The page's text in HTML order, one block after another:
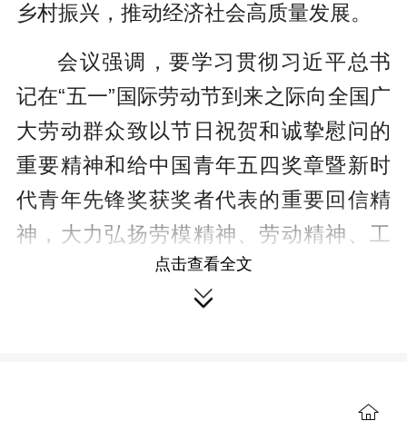
乡村振兴，推动经济社会高质量发展。
会议强调，要学习贯彻习近平总书
记在“五一”国际劳动节到来之际向全国广
大劳动群众致以节日祝贺和诚挚慰问的
重要精神和给中国青年五四奖章暨新时
代青年先锋奖获奖者代表的重要回信精
神，大力弘扬劳模精神、劳动精神、工
匠精神，深化新时代青年岗位建功行
动，完善服务青年成长体系，切实维护
点击查看全文
